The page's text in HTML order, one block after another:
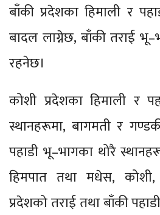
बाँकी प्रदेशका हिमाली र
बादल लाग्नेछ, बाँकी तराई
रहनेछ।
कोशी प्रदेशका हिमाली र
स्थानहरूमा, बागमती र
पहाडी भू–भागका थोरै
हिमपात तथा मधेस,
प्रदेशको तराई तथा बाँकी